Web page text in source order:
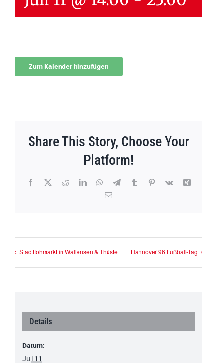
Zum Kalender hinzufügen
Share This Story, Choose Your
Platform!
Facebook
X RedditLinkedInWhatsApp
TelegramTumblrPinterest
Vk
Xing
E-
Stadtflohmarkt in Wallensen & Thüste Hannover 96 Fußball-Tag
Details
Datum:
Juli 11